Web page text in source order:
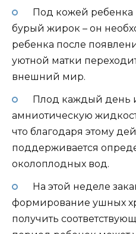
Под кожей ребенка
бурый жирок – он
ребенка после
уютной матки
внешний мир.
Плод каждый день
амниотическую
что благодаря этому
поддерживается
околоплодных вод.
На этой неделе
формирование ушных
получить